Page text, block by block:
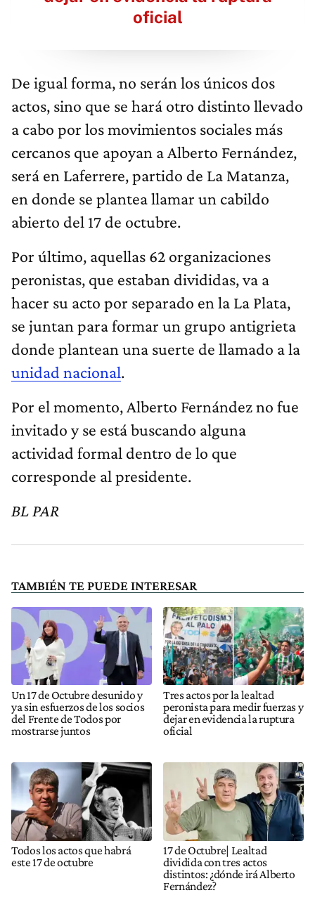
oficial
De igual forma, no serán los únicos dos
actos, sino que se hará otro distinto llevado
a cabo por los movimientos sociales más
cercanos que apoyan a Alberto Fernández,
será en Laferrere, partido de La Matanza,
en donde se plantea llamar un cabildo
abierto del 17 de octubre.
Por último, aquellas 62 organizaciones
peronistas, que estaban divididas, va a
hacer su acto por separado en la La Plata,
se juntan para formar un grupo antigrieta
donde plantean una suerte de llamado a la
unidad nacional.
Por el momento, Alberto Fernández no fue
invitado y se está buscando alguna
actividad formal dentro de lo que
corresponde al presidente.
BL PAR
TAMBIÉN TE PUEDE INTERESAR
Un 17 de Octubre desunido y
ya sin esfuerzos de los socios
del Frente de Todos por
mostrarse juntos
Tres actos por la lealtad
peronista para medir fuerzas y
dejar en evidencia la ruptura
oficial
Todos los actos que habrá
este 17 de octubre
17 de Octubre| Lealtad
dividida con tres actos
distintos: ¿dónde irá Alberto
Fernández?